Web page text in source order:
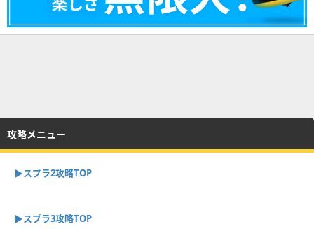
攻略メニュー
▶︎スプラ2攻略TOP
▶︎スプラ3攻略TOP